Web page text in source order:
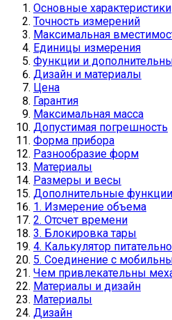
Основные характеристики
Точность измерений
Максимальная
Единицы измерения
Функции и
Дизайн и материалы
Цена
Гарантия
Максимальная масса
Допустимая погрешность
Форма прибора
Разнообразие форм
Материалы
Размеры и весы
Дополнительные функции
1. Измерение объема
2. Отсчет времени
3. Блокировка тары
4. Калькулятор
5. Соединение с
Чем привлекательны
Материалы и дизайн
Материалы
Дизайн